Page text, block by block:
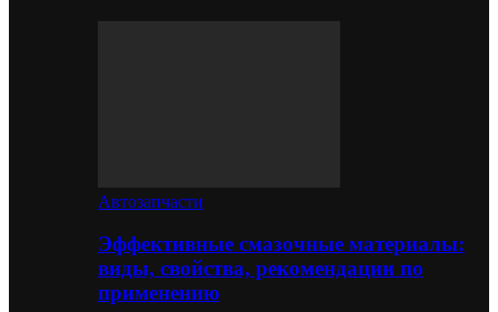
Автозапчасти
Эффективные смазочные материалы:
виды, свойства, рекомендации по
применению